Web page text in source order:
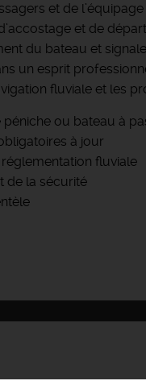
et de l’équipage
et de départ
du bateau et
un esprit
fluviale et les
ou bateau à
à jour
fluviale
de la sécurité